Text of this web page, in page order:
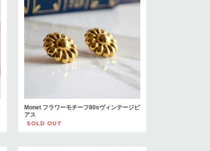
Monet フラワーモチーフ80sヴィンテージピ
アス
SOLD OUT